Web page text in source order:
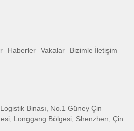
Haberler Vakalar Bizimle İletişim
Binası, No.1 Güney Çin
Longgang Bölgesi, Shenzhen, Çin